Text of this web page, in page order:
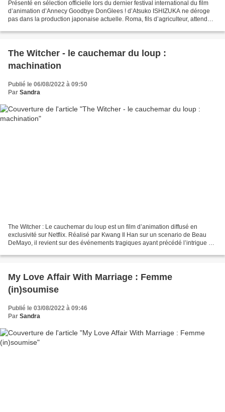
Présenté en sélection officielle lors du dernier festival international du film
d’animation d’Annecy Goodbye DonGlees ! d’Atsuko ISHIZUKA ne déroge
pas dans la production japonaise actuelle. Roma, fils d’agriculteur, attend
The Witcher - le cauchemar du loup :
machination
Publié le 06/08/2022 à 09:50
Par Sandra
The Witcher : Le cauchemar du loup est un film d’animation diffusé en
exclusivité sur Netflix. Réalisé par Kwang Il Han sur un scenario de Beau
DeMayo, il revient sur des événements tragiques ayant précédé l’intrigue de
My Love Affair With Marriage : Femme
(in)soumise
Publié le 03/08/2022 à 09:46
Par Sandra